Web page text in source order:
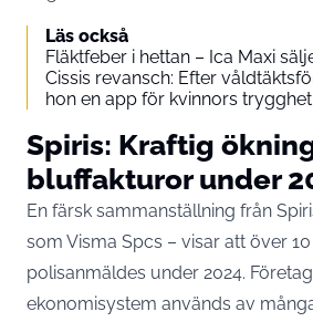
Läs också
Fläktfeber i hettan – Ica Maxi
Cissis revansch: Efter
hon en app för kvinnors trygghet
Spiris: Kraftig
bluffakturor under
En färsk sammanställning från
som Visma Spcs – visar att över
polisanmäldes under 2024.
ekonomisystem används av